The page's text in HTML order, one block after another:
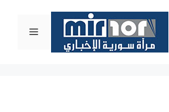
القائمة